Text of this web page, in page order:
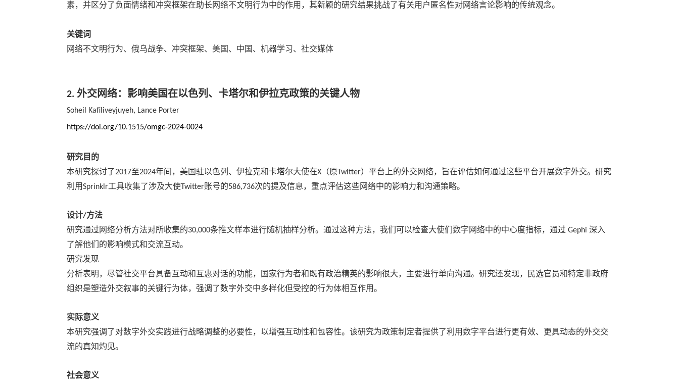
素，并区分了负面情绪和冲突框架在助长网络不文明行为中的作用，其新颖的研究结果挑战了有关用户匿名性对网络言论影响的传统观念。
关键词
网络不文明行为、俄乌战争、冲突框架、美国、 中国、机器学习、 社交媒体
2. 外交网络：影响美国在以色列、卡塔尔和伊拉克政策的关键人物
Soheil Kafiliveyjuyeh, Lance Porter
https://doi.org/10.1515/omgc-2024-0024
研究目的
本研究探讨了2017至2024年间，美国驻以色列、伊拉克和卡塔尔大使在X （原 Twitter）平台上的外交网络，旨在评估如何通过这些平台开展数字外交。研究
利用Sprinklr工具收集了涉及大使 Twitter账号的586,736次的提及信息，重点评估这些网络中的影响力和沟通策略。
设计/方法
研究通过网络分析方法对所收集的30,000条推文样本进行随机抽样分析。通过这种方法，我们可以检查大使们数字网络中的中心度指标，通过 Gephi 深入
了解他们的影响模式和交流互动。
研究发现
分析表明，尽管社交平台具备互动和互惠对话的功能，国家行为者和既有政治精英的影响很大，主要进行单向沟通。研究还发现，民选官员和特定非政府
组织是塑造外交叙事的关键行为体，强调了数字外交中多样化但受控的行为体相互作用。
实际意义
本研究强调了对数字外交实践进行战略调整的必要性，以增强互动性和包容性。该研究为政策制定者提供了利用数字平台进行更有效、更具动态的外交交
流的真知灼见。
社会意义